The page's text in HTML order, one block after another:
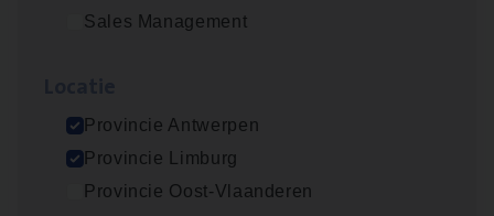
Sales Management
Provincie Antwerpen
Provincie Limburg
Provincie Oost-Vlaanderen
(Agi­le)IT Pro­ject Manager
Dos­sier­be­heer­der Gewaar­borgd Inkomen